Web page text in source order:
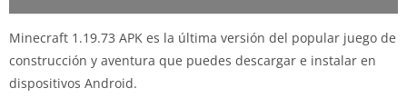
Minecraft 1.19.73 APK es la última versión del popular juego de
construcción y aventura que puedes descargar e instalar en
dispositivos Android.